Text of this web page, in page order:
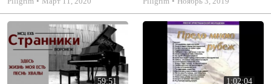
Музыкальный диск. Псалмы
59:51 1:02:04